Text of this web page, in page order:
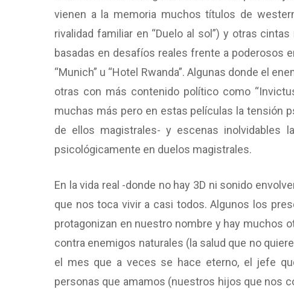
vienen a la memoria muchos títulos de
rivalidad familiar en “Duelo al sol”) y otras
basadas en desafíos reales frente a poderosos
“Munich” u “Hotel Rwanda”. Algunas donde el
otras con más contenido político como
muchas más pero en estas películas la tensión
de ellos magistrales- y escenas inolvidables
psicológicamente en duelos magistrales.
En la vida real -donde no hay 3D ni sonido
que nos toca vivir a casi todos. Algunos los
protagonizan en nuestro nombre y hay muchos
contra enemigos naturales (la salud que no
el mes que a veces se hace eterno, el jefe
personas que amamos (nuestros hijos que nos